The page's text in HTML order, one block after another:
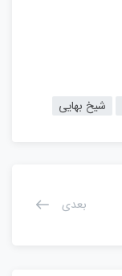
شیخ بهایی
بعدی